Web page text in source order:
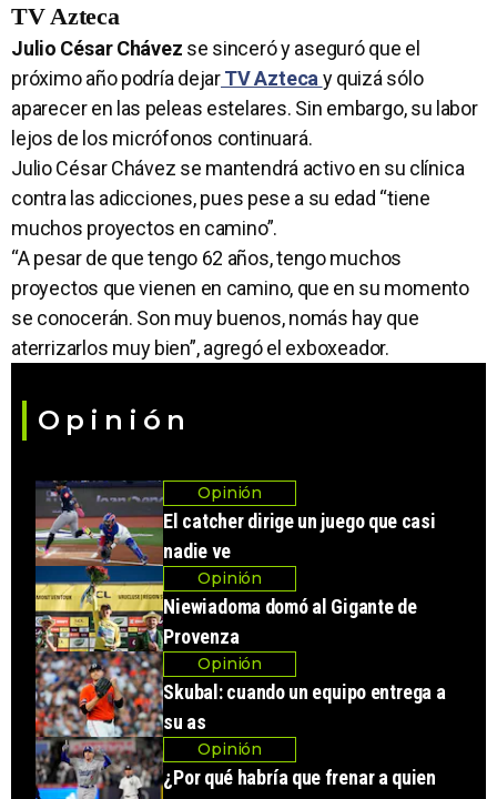
TV Azteca
Julio César Chávez se sinceró y aseguró que el
próximo año podría dejarTV Azteca y quizá sólo
aparecer en las peleas estelares. Sin embargo, su labor
lejos de los micrófonos continuará.
Julio César Chávez se mantendrá activo en su clínica
contra las adicciones, pues pese a su edad “tiene
muchos proyectos en camino”.
“A pesar de que tengo 62 años, tengo muchos
proyectos que vienen en camino, que en su momento
se conocerán. Son muy buenos, nomás hay que
aterrizarlos muy bien”, agregó el exboxeador.
Opinión
Opinión
El catcher dirige un juego que casi
nadie ve
Opinión
Niewiadoma domó al Gigante de
Provenza
Opinión
Skubal: cuando un equipo entrega a
su as
Opinión
¿Por qué habría que frenar a quien